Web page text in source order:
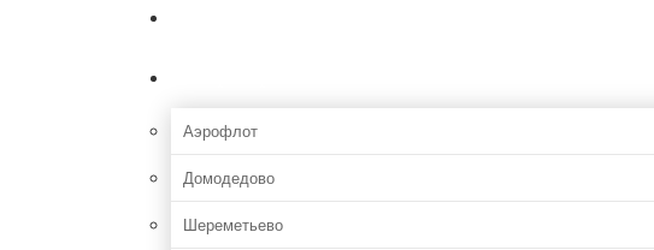
Аэрофлот
Домодедово
Шереметьево